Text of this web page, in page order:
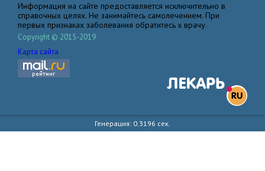
Информация на сайте предоставляется исключительно в
справочных целях. Не занимайтесь самолечением. При
первых признаках заболевания обратитесь к врачу.
Copyright © 2015-2019
Карта сайта
Генерация: 0.3196 сек.